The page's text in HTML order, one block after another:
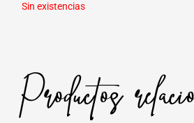
Sin existencias
Productos